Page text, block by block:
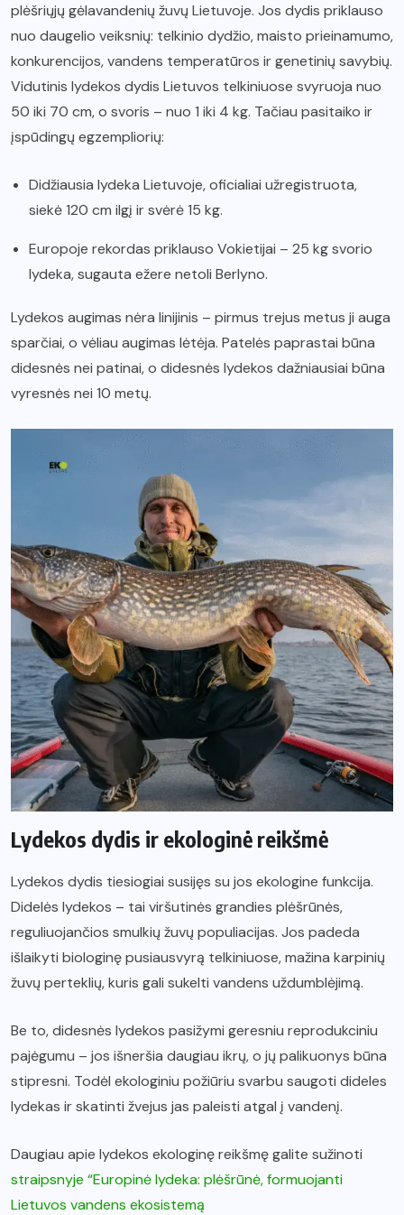
plėšriųjų gėlavandenių žuvų Lietuvoje. Jos dydis priklauso
nuo daugelio veiksnių: telkinio dydžio, maisto prieinamumo,
konkurencijos, vandens temperatūros ir genetinių savybių.
Vidutinis lydekos dydis Lietuvos telkiniuose svyruoja nuo
50 iki 70 cm, o svoris – nuo 1 iki 4 kg. Tačiau pasitaiko ir
įspūdingų egzempliorių:
Didžiausia lydeka Lietuvoje, oficialiai užregistruota,
siekė 120 cm ilgį ir svėrė 15 kg.
Europoje rekordas priklauso Vokietijai – 25 kg svorio
lydeka, sugauta ežere netoli Berlyno.
Lydekos augimas nėra linijinis – pirmus trejus metus ji auga
sparčiai, o vėliau augimas lėtėja. Patelės paprastai būna
didesnės nei patinai, o didesnės lydekos dažniausiai būna
vyresnės nei 10 metų.
Lydekos dydis ir ekologinė reikšmė
Lydekos dydis tiesiogiai susijęs su jos ekologine funkcija.
Didelės lydekos – tai viršutinės grandies plėšrūnės,
reguliuojančios smulkių žuvų populiacijas. Jos padeda
išlaikyti biologinę pusiausvyrą telkiniuose, mažina karpinių
žuvų perteklių, kuris gali sukelti vandens uždumblėjimą.
Be to, didesnės lydekos pasižymi geresniu reprodukciniu
pajėgumu – jos išneršia daugiau ikrų, o jų palikuonys būna
stipresni. Todėl ekologiniu požiūriu svarbu saugoti dideles
lydekas ir skatinti žvejus jas paleisti atgal į vandenį.
Daugiau apie lydekos ekologinę reikšmę galite sužinoti
straipsnyje “Europinė lydeka: plėšrūnė, formuojanti
Lietuvos vandens ekosistemą